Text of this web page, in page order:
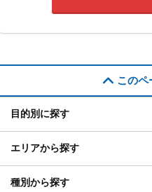
このペ
目的別に探す
エリアから探す
種別から探す